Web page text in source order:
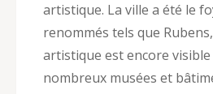
artistique. La ville a été le
renommés tels que
artistique est encore visible
nombreux musées et